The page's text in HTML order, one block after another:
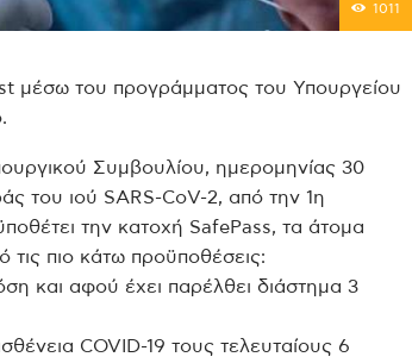
1011
μέσω του προγράμματος του Υπουργείου
Συμβουλίου, ημερομηνίας 30
του ιού SARS-CoV-2, από την 1η
την κατοχή SafePass, τα άτομα
τις πιο κάτω προϋποθέσεις:
και αφού έχει παρέλθει διάστημα 3
COVID-19 τους τελευταίους 6